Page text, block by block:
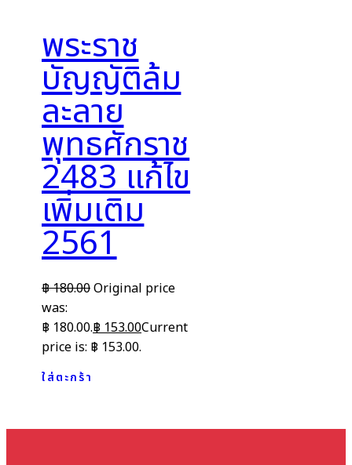
พระราช
บัญญัติล้ม
ละลาย
พุทธศักราช
2483 แก้ไข
เพิ่มเติม
2561
฿180.00Original price
was:
฿ 180.00.฿153.00Current
price is: ฿ 153.00.
ใส่ตะกร้า